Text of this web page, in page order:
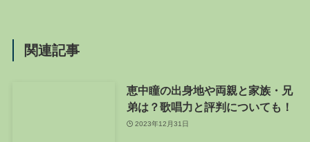
関連記事
恵中瞳の出身地や両親と家族・兄
弟は？歌唱力と評判についても！
2023年12月31日